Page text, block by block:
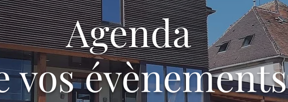
Agenda
vos évènements